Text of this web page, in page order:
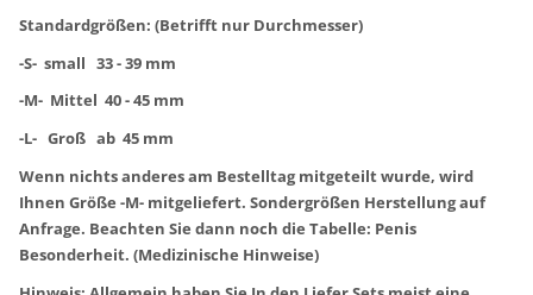
Standardgrößen: (Betrifft nur Durchmesser)
-S- small 33 - 39 mm
-M- Mittel 40 - 45 mm
-L- Groß ab 45 mm
Wenn nichts anderes am Bestelltag mitgeteilt wurde, wird
Ihnen Größe -M- mitgeliefert. Sondergrößen Herstellung auf
Anfrage. Beachten Sie dann noch die Tabelle: Penis
Besonderheit. (Medizinische Hinweise)